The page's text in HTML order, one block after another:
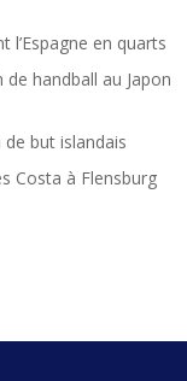
en quarts
handball au Japon
but islandais
Costa à Flensburg